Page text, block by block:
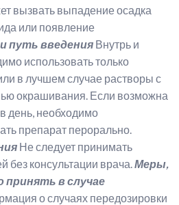
вызвать выпадение осадка
или появление
путь введения Внутрь и
использовать только
в лучшем случае растворы с
окрашивания. Если возможна
день, необходимо
препарат перорально.
Не следует принимать
без консультации врача.Меры,
в случае
о случаях передозировки